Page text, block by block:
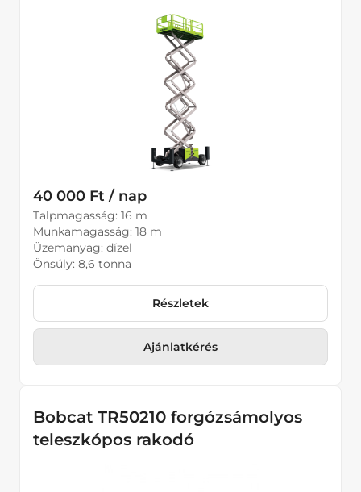
40 000 Ft / nap
Talpmagasság: 16 m
Munkamagasság: 18 m
Üzemanyag: dízel
Önsúly: 8,6 tonna
Részletek
Ajánlatkérés
Bobcat TR50210 forgózsámolyos
teleszkópos rakodó